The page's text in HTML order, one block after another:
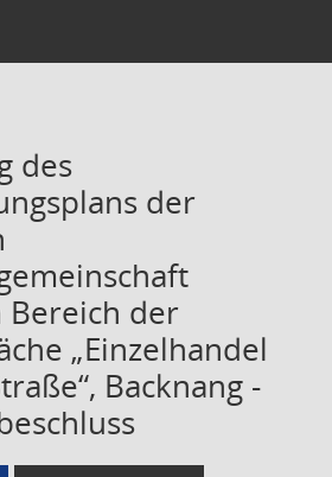
des
der
Bereich der
„Einzelhandel
Backnang -